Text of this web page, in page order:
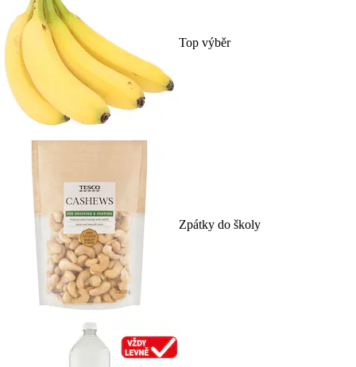
Top výběr
Zpátky do školy